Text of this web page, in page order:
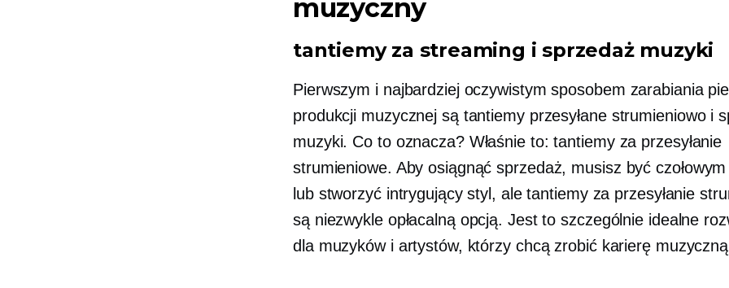
muzyczny
tantiemy za streaming i sprzedaż muzyki
Pierwszym i najbardziej oczywistym sposobem zarabiania
produkcji muzycznej są tantiemy przesyłane strumieniowo i
muzyki. Co to oznacza? Właśnie to: tantiemy za przesyłanie
strumieniowe. Aby osiągnąć sprzedaż, musisz być
lub stworzyć intrygujący styl, ale tantiemy za przesyłanie
są niezwykle opłacalną opcją. Jest to szczególnie idealne
dla muzyków i artystów, którzy chcą zrobić karierę